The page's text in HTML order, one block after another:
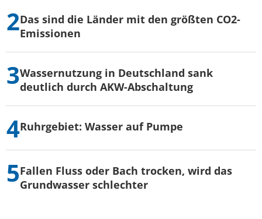
Das sind die Länder mit den größten CO2-
Emissionen
Wassernutzung in Deutschland sank
deutlich durch AKW-Abschaltung
Ruhrgebiet: Wasser auf Pumpe
Fallen Fluss oder Bach trocken, wird das
Grundwasser schlechter